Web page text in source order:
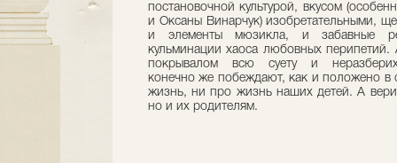
постановочной культурой, вкусом
и Оксаны Винарчук) изобретательными,
и элементы мюзикла, и забавные
кульминации хаоса любовных
покрывалом всю суету и
конечно же побеждают, как и положено в
жизнь, ни про жизнь наших детей. А
но и их родителям.